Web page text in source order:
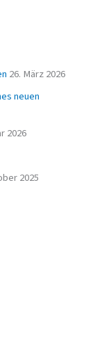
26. März 2026
neuen
2026
2025